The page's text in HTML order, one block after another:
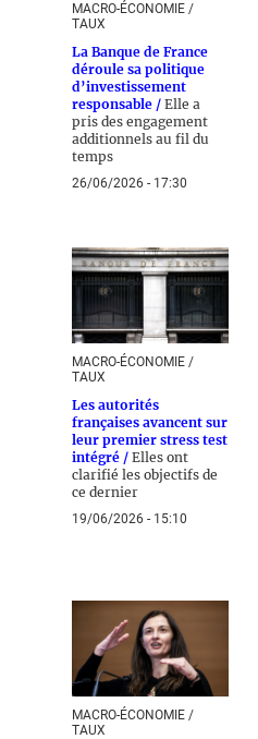
MACRO-ÉCONOMIE /
TAUX
La Banque de France
déroule sa politique
d’investissement
responsable / Elle a
pris des engagement
additionnels au fil du
temps
26/06/2026 - 17:30
MACRO-ÉCONOMIE /
TAUX
Les autorités
françaises avancent sur
leur premier stress test
intégré / Elles ont
clarifié les objectifs de
ce dernier
19/06/2026 - 15:10
MACRO-ÉCONOMIE /
TAUX